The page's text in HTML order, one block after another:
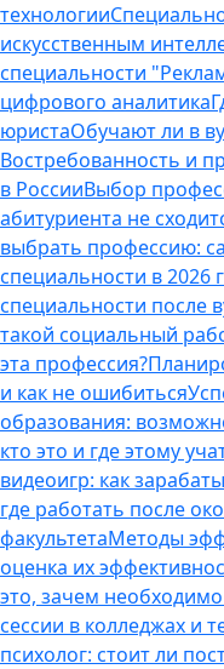
технологии
искусственным
специальности
цифрового аналитика
юристаОбучают ли в
Востребованность и
в РоссииВыбор
абитуриента не
выбрать профессию:
специальности в 2026
специальности после
такой социальный
эта профессия?
и как не ошибиться
образования:
кто это и где этому
видеоигр: как
где работать после
факультетаМетоды
оценка их
это, зачем необходимо
сессии в колледжах и
психолог: стоит ли